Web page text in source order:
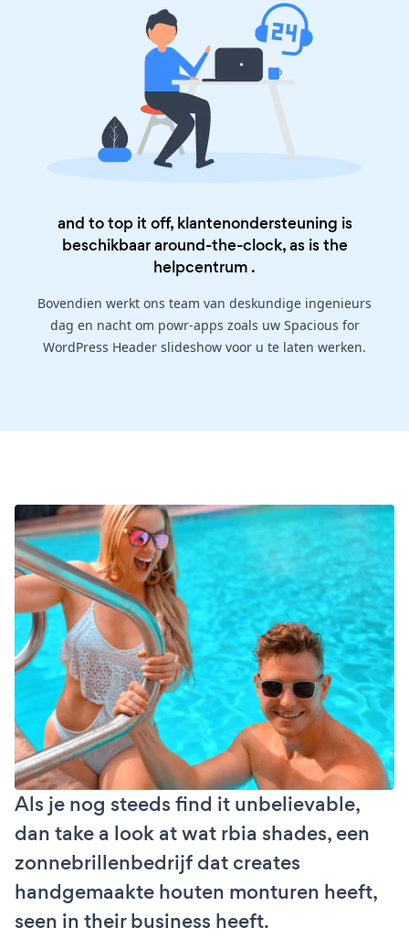
and to top it off, klantenondersteuning is
beschikbaar around-the-clock, as is the
helpcentrum .
Bovendien werkt ons team van deskundige ingenieurs
dag en nacht om powr-apps zoals uw Spacious for
WordPress Header slideshow voor u te laten werken.
Als je nog steeds find it unbelievable,
dan take a look at wat rbia shades, een
zonnebrillenbedrijf dat creates
handgemaakte houten monturen heeft,
seen in their business heeft.